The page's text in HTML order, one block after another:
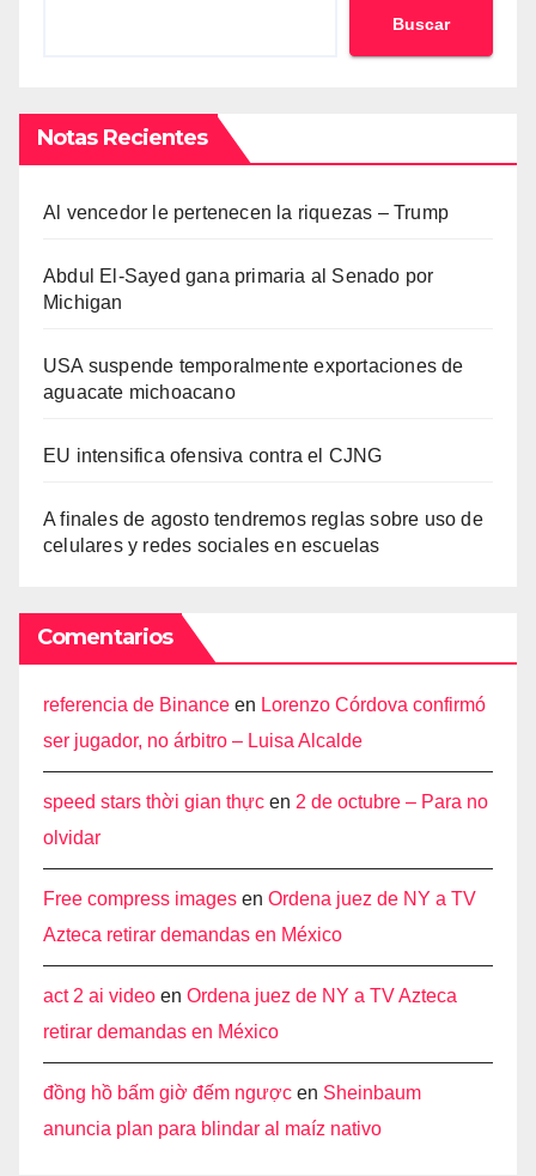
Buscar
Notas Recientes
Al vencedor le pertenecen la riquezas – Trump
Abdul El-Sayed gana primaria al Senado por
Michigan
USA suspende temporalmente exportaciones de
aguacate michoacano
EU intensifica ofensiva contra el CJNG
A finales de agosto tendremos reglas sobre uso de
celulares y redes sociales en escuelas
Comentarios
referencia de Binance en Lorenzo Córdova confirmó
ser jugador, no árbitro – Luisa Alcalde
speed stars thời gian thực en 2 de octubre – Para no
olvidar
Free compress images en Ordena juez de NY a TV
Azteca retirar demandas en México
act 2 ai video en Ordena juez de NY a TV Azteca
retirar demandas en México
đồng hồ bấm giờ đếm ngược en Sheinbaum
anuncia plan para blindar al maíz nativo